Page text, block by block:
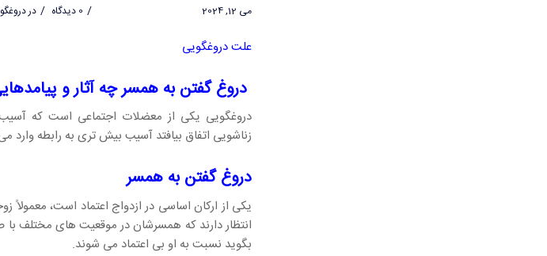
می 12, 2024 / 0 دیدگاه / در
علت دروغگویی
دروغ گفتن به همسر چه آثار و
دروغگویی یکی از معضلات اجتماعی است که آسیب
زناشویی اتفاق بیافتد آسیب بیش تری به رابطه وارد
دروغ گفتن به همسر
یکی از ارکان اساسی در ازدواج اعتماد است،
انتظار دارند که همسرشان در موقعیت های مختلف
بگوید نسبت به او بی اعتماد می شوند.